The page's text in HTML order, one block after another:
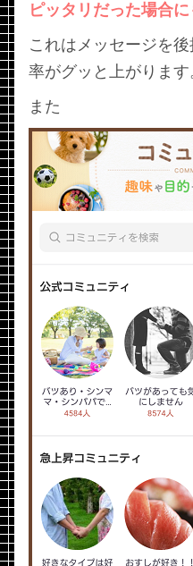
ピッタリだった場合に
これはメッセージを
率がグッと上がります
また